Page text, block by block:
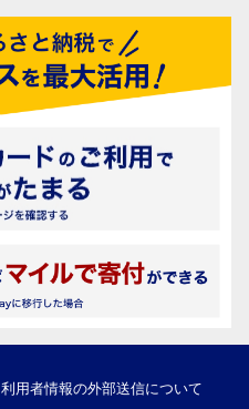
利用者情報の外部送信について